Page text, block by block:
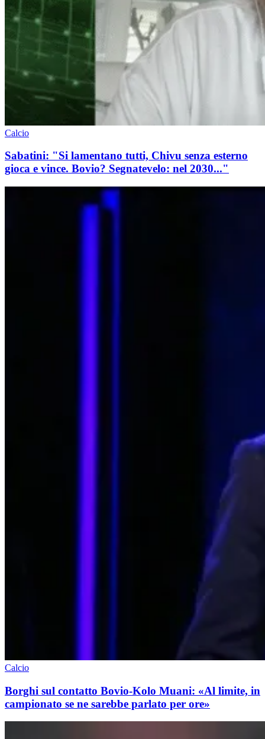
Calcio
Sabatini: "Si lamentano tutti, Chivu senza esterno
gioca e vince. Bovio? Segnatevelo: nel 2030..."
Calcio
Borghi sul contatto Bovio-Kolo Muani: «Al limite, in
campionato se ne sarebbe parlato per ore»